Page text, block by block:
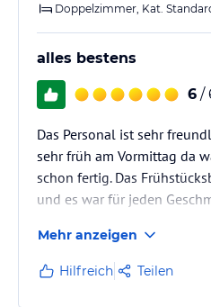
Doppelzimmer, Kat.
alles bestens
6 /
Das Personal ist sehr
sehr früh am Vormittag da
schon fertig. Das
und es war für jeden
Mehr anzeigen
Hilfreich Teilen